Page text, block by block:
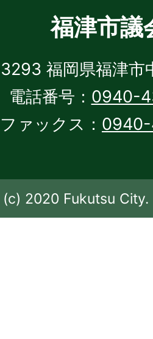
福津市議
福岡県福津市
電話番号： 0940-
ファックス：
2020 Fukutsu City.